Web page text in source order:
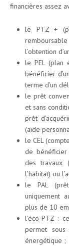
financières assez
le PTZ +
l’obtention
le PEL (plan
bénéficier
terme d’un
le prêt
et sans
prêt
(aide
le CEL
de bénéficier
des travaux
l’habitat) ou
le PAL
uniquement
plus de 10
l’éco-PTZ :
permet sous
énergétique ;